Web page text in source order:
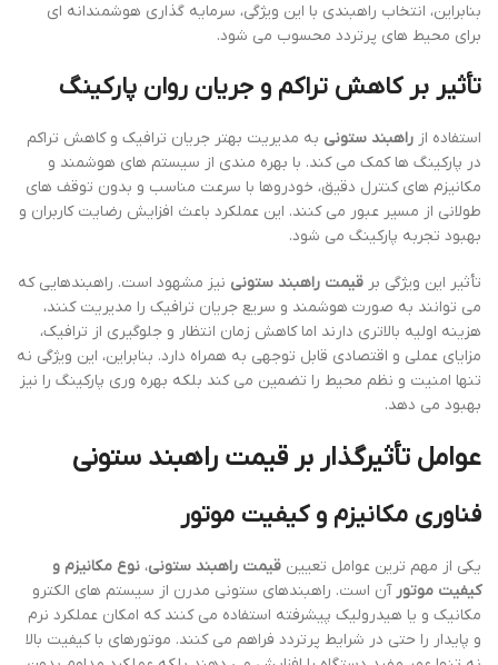
بنابراین، انتخاب راهبندی با این ویژگی، سرمایه گذاری هوشمندانه ای
برای محیط های پرتردد محسوب می شود.
تأثیر بر کاهش تراکم و جریان روان پارکینگ
استفاده از راهبند ستونی به مدیریت بهتر جریان ترافیک و کاهش تراکم
در پارکینگ ها کمک می کند. با بهره مندی از سیستم های هوشمند و
مکانیزم های کنترل دقیق، خودروها با سرعت مناسب و بدون توقف های
طولانی از مسیر عبور می کنند. این عملکرد باعث افزایش رضایت کاربران و
بهبود تجربه پارکینگ می شود.
تأثیر این ویژگی بر قیمت راهبند ستونی نیز مشهود است. راهبندهایی که
می توانند به صورت هوشمند و سریع جریان ترافیک را مدیریت کنند،
هزینه اولیه بالاتری دارند اما کاهش زمان انتظار و جلوگیری از ترافیک،
مزایای عملی و اقتصادی قابل توجهی به همراه دارد. بنابراین، این ویژگی نه
تنها امنیت و نظم محیط را تضمین می کند بلکه بهره وری پارکینگ را نیز
بهبود می دهد.
عوامل تأثیرگذار بر قیمت راهبند ستونی
فناوری مکانیزم و کیفیت موتور
یکی از مهم ترین عوامل تعیین قیمت راهبند ستونی، نوع مکانیزم و
کیفیت موتورآن است. راهبندهای ستونی مدرن از سیستم های الکترو
مکانیک و یا هیدرولیک پیشرفته استفاده می کنند که امکان عملکرد نرم
و پایدار را حتی در شرایط پرتردد فراهم می کنند. موتورهای با کیفیت بالا